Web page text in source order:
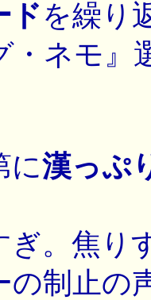
ドを繰り
・ネモ』
に漢っぷ
。焦り
制止の